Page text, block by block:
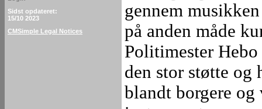
Sidst opdateret:
15/10 2023
CMSimple Legal Notices
gennem
på anden måde
Politimester
den stor støtte
blandt borgere